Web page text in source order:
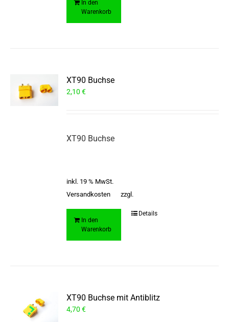
In den
Warenkorb
XT90 Buchse
2,10€
XT90 Buchse
inkl. 19 % MwSt.
zzgl.
Versandkosten
In den
Warenkorb
Details
XT90 Buchse mit Antiblitz
4,70€